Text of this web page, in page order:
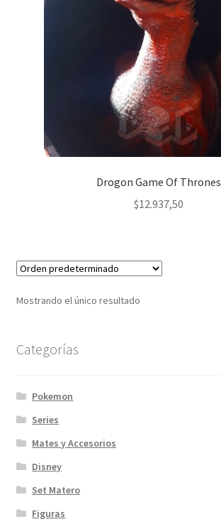
Siluetas
Drogon Game Of Thrones
$12.937,50
Mostrando el único resultado
Categorías
Pokemon
Series
Mates y Accesorios
Disney
Set Matero
Figuras